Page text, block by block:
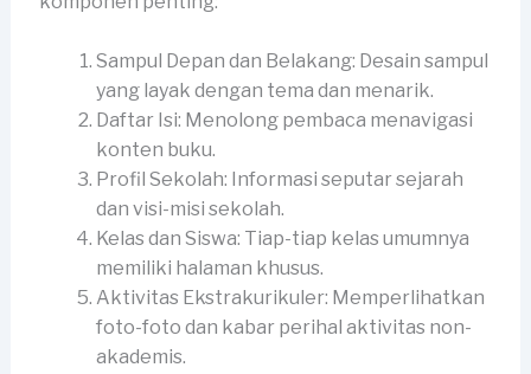
Sampul Depan dan Belakang: Desain sampul
yang layak dengan tema dan menarik.
Daftar Isi: Menolong pembaca menavigasi
konten buku.
Profil Sekolah: Informasi seputar sejarah
dan visi-misi sekolah.
Kelas dan Siswa: Tiap-tiap kelas umumnya
memiliki halaman khusus.
Aktivitas Ekstrakurikuler: Memperlihatkan
foto-foto dan kabar perihal aktivitas non-
akademis.